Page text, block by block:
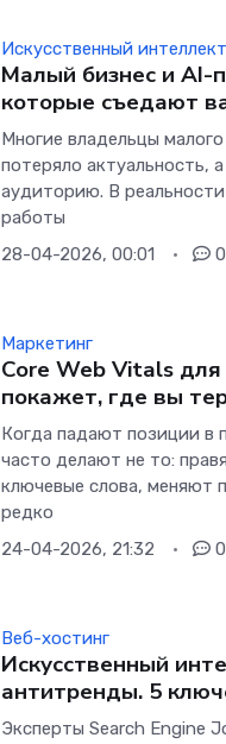
Искусственный интеллект
Малый бизнес и AI-
которые съедают
Многие владельцы
потеряло актуальность,
аудиторию. В
работы
28-04-2026, 00:01
0
Маркетинг
Core Web Vitals
покажет, где вы
Когда падают позиции в
часто делают не то:
ключевые слова, меняют
редко
24-04-2026, 21:32
0
Веб-хостинг
Искусственный
антитренды. 5
Эксперты Search Engine